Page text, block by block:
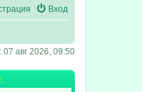
Вход
авг 2026, 09:50